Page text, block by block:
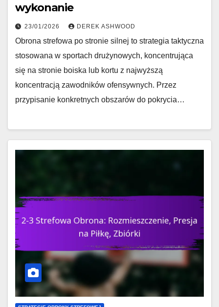
wykonanie
23/01/2026 DEREK ASHWOOD
Obrona strefowa po stronie silnej to strategia taktyczna
stosowana w sportach drużynowych, koncentrująca
się na stronie boiska lub kortu z najwyższą
koncentracją zawodników ofensywnych. Przez
przypisanie konkretnych obszarów do pokrycia…